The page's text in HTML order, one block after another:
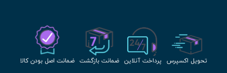
تحویل اکسپرس پرداخت آنلاین ضمانت بازگشت ضمانت اصل بودن کالا